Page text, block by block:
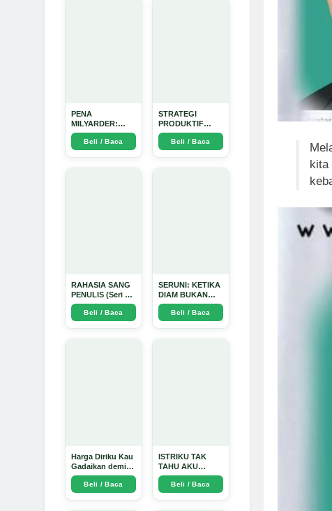
PENA
MILYARDER:
Kisah, Rahasia
Sukses, dan
Panduan Menjadi
Beli / Baca
STRATEGI
PRODUKTIF
MENULIS
UPDATE - Arda
Dinata
Beli / Baca
RAHASIA SANG
PENULIS (Seri 1)
- Arda Dinata
Beli / Baca
SERUNI: KETIKA
DIAM BUKAN
LAGI PILIHAN -
Arda Dinata
Beli / Baca
Harga Diriku Kau
Gadaikan demi
Perempuan Itu -
Arda Dinata
Beli / Baca
ISTRIKU TAK
TAHU AKU
PENGUSAHA
EMAS - Arda
Dinata
Beli / Baca
kita